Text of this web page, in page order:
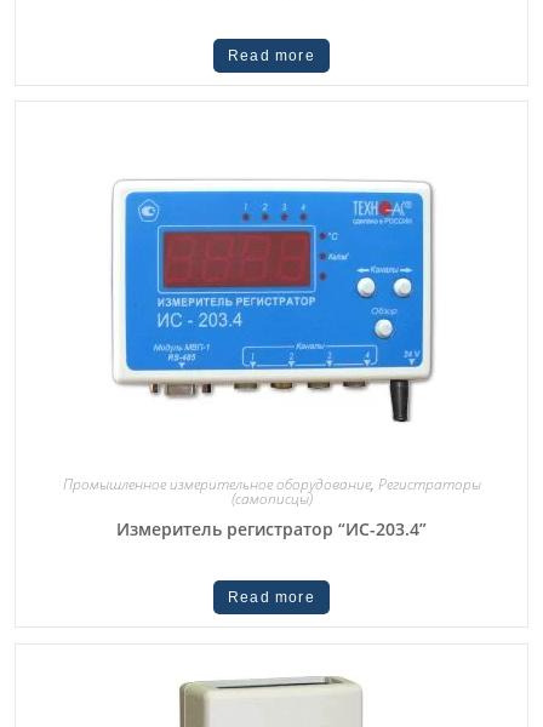
Read more
Промышленное измерительное оборудование, Регистраторы
(самописцы)
Измеритель регистратор “ИС-203.4”
Read more